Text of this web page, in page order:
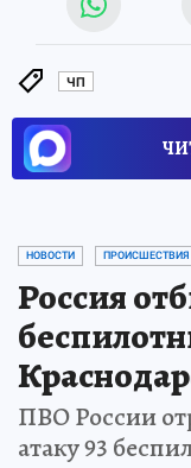
ЧП
НОВОСТИ ПРОИСШЕСТВИЯ
Россия
ПВО России
атаку 93